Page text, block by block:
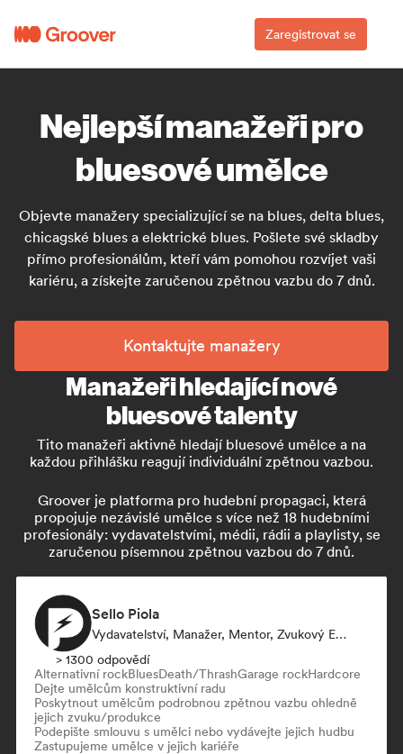
Zaregistrovat se
Nejlepší manažeři pro
bluesové umělce
Objevte manažery specializující se na blues, delta blues,
chicagské blues a elektrické blues. Pošlete své skladby
přímo profesionálům, kteří vám pomohou rozvíjet vaši
kariéru, a získejte zaručenou zpětnou vazbu do 7 dnů.
Kontaktujte manažery
Manažeři hledající nové
bluesové talenty
Tito manažeři aktivně hledají bluesové umělce a na
každou přihlášku reagují individuální zpětnou vazbou.
Groover je platforma pro hudební propagaci, která
propojuje nezávislé umělce s více než 18 hudebními
profesionály: vydavatelstvími, médii, rádii a playlisty, se
zaručenou písemnou zpětnou vazbou do 7 dnů.
Sello Piola
Vydavatelství, Manažer, Mentor, Zvukový Expert
> 1300 odpovědí
Alternativní rockBluesDeath/ThrashGarage rockHardcore
Dejte umělcům konstruktivní radu
Poskytnout umělcům podrobnou zpětnou vazbu ohledně
jejich zvuku/produkce
Podepište smlouvu s umělci nebo vydávejte jejich hudbu
Zastupujeme umělce v jejich kariéře